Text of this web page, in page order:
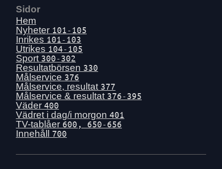
Sidor
Hem
Nyheter 101-105
Inrikes 101-103
Utrikes 104-105
Sport 300-302
Resultatbörsen 330
Målservice 376
Målservice, resultat 377
Målservice & resultat 376-395
Väder 400
Vädret i dag/i morgon 401
TV-tablåer 600, 650-656
Innehåll 700